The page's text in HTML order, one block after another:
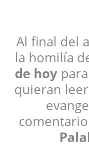
Al final del
la homilía
de hoy
quieran